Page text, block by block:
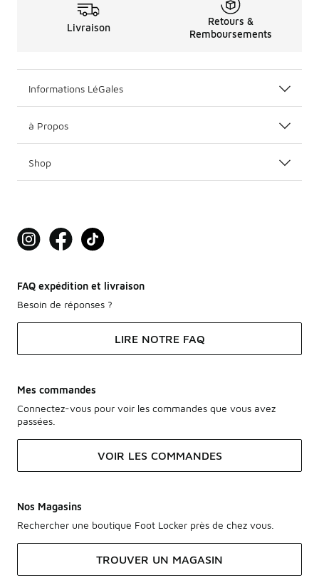
Livraison
Retours &
Remboursements
Informations LéGales
à Propos
Shop
FAQ expédition et livraison
Besoin de réponses ?
LIRE NOTRE FAQ
Mes commandes
Connectez-vous pour voir les commandes que vous avez
passées.
VOIR LES COMMANDES
Nos Magasins
Rechercher une boutique Foot Locker près de chez vous.
TROUVER UN MAGASIN